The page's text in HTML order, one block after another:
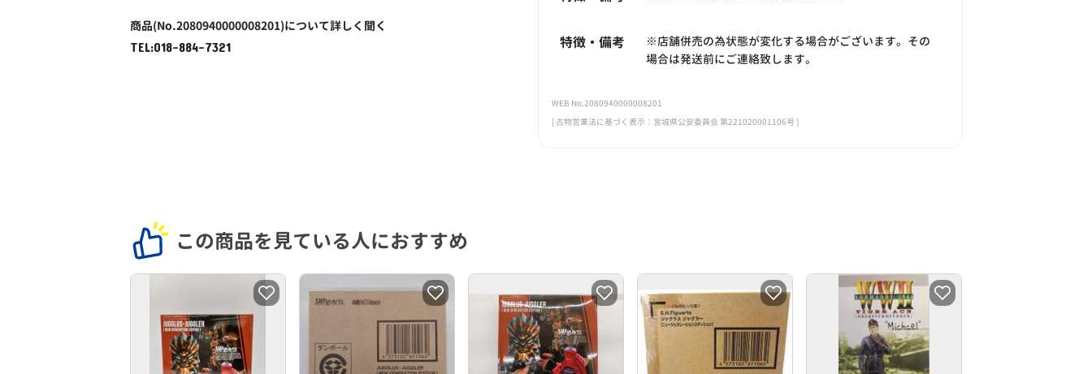
商品(No.2080940000008201)について詳しく聞く
TEL:018-884-7321
特徴・備考
※店舗併売の為状態が変化する場合がございます。その
場合は発送前にご連絡致します。
WEB No.2080940000008201
[ 古物営業法に基づく表示：宮城県公安委員会 第221020001106号 ]
この商品を見ている人におすすめ